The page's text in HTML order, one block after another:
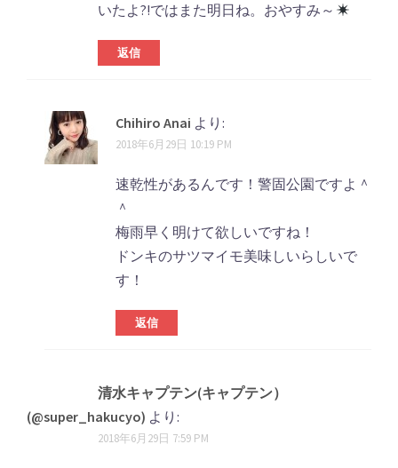
いたよ?!ではまた明日ね。おやすみ～
返信
Chihiro Anai より:
2018年6月29日 10:19 PM
速乾性があるんです！警固公園ですよ＾
＾
梅雨早く明けて欲しいですね！
ドンキのサツマイモ美味しいらしいで
す！
返信
清水キャプテン(キャプテン）
(@super_hakucyo) より:
2018年6月29日 7:59 PM